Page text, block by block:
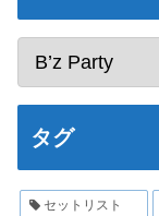
タグ
セットリスト